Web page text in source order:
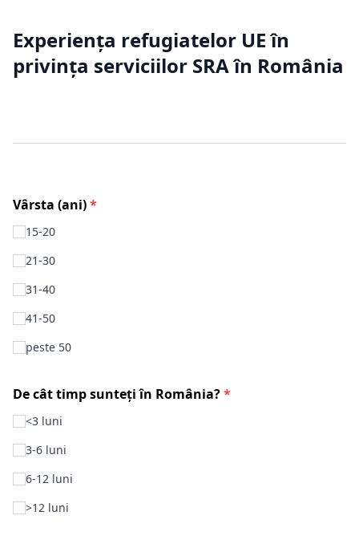
Experiența refugiatelor UE în
privința serviciilor SRA în România
Vârsta (ani)*
15-20
21-30
31-40
41-50
peste 50
De cât timp sunteți în România?*
<3 luni
3-6 luni
6-12 luni
>12 luni